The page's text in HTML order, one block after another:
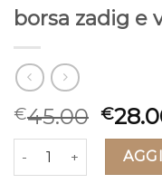
borsa zadig e
€45.00 €
borsa zadig e voltaire